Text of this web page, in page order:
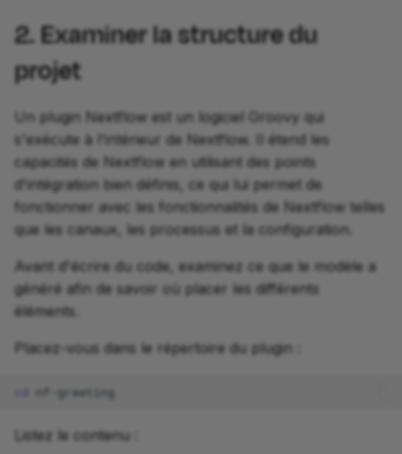
2. Examiner la structure du
projet
Un plugin Nextflow est un logiciel Groovy qui
s'exécute à l'intérieur de Nextflow. Il étend les
capacités de Nextflow en utilisant des points
d'intégration bien définis, ce qui lui permet de
fonctionner avec les fonctionnalités de Nextflow telles
que les canaux, les processus et la configuration.
Avant d'écrire du code, examinez ce que le modèle a
généré afin de savoir où placer les différents
éléments.
Placez-vous dans le répertoire du plugin :
Listez le contenu :